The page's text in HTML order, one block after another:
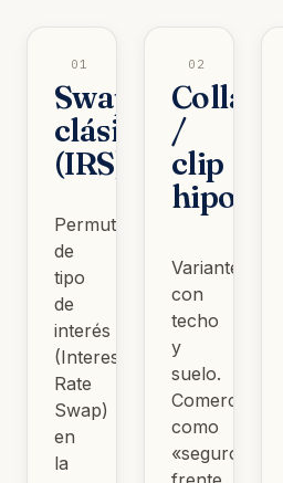
01
Swap
clásico
(IRS)
Permuta
de
tipo
de
interés
(Interest
Rate
Swap)
en
la
02
Collar
/
clip
Variantes
con
techo
y
suelo.
como
«seguro»